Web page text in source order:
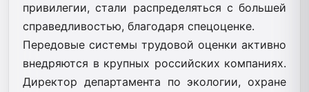
привилегии, стали распределяться с большей
справедливостью, благодаря спецоценке.
Передовые системы трудовой оценки активно
внедряются в крупных российских компаниях.
Директор департамента по экологии, охране